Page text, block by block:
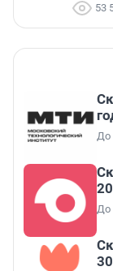
53
До
До